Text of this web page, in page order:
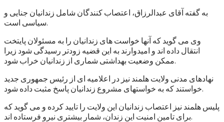
به گفته آقای عبدالرزاق، اعتصاب کنندگان شامل زندانیان جنایی و
سیاسی است.
وی می گوید که آنها خواست های زندانیان را به مسئولان پایتخت
انتقال داده اند و امیدوارند به این قضیه زودتر رسیدگی شود زیرا
ممکن وضعیت بهداشتی شماری از زندانیان خراب شود.
نهادهای مدنی ولایت هلمند نیز در اعلامیه ای از رئیس جمهوری جدید
خواستند که به خواستهای مشروع زندانیان پاسخ مثبت داده شود.
پلیس هلمند نیز اعتصاب زندانیان این ولایت را تایید کرده و می گوید که
برای تامین امنیت این زندان، شمار بیشتری نیرو فرستاده اند.